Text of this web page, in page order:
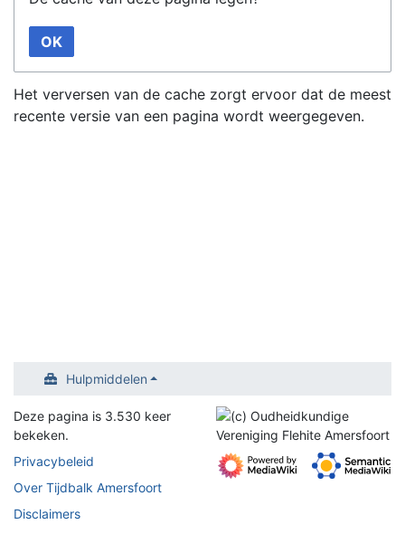
OK
Het verversen van de cache zorgt ervoor dat de meest
recente versie van een pagina wordt weergegeven.
Hulpmiddelen
Deze pagina is 3.530 keer
bekeken.
Privacybeleid
Over Tijdbalk Amersfoort
Disclaimers